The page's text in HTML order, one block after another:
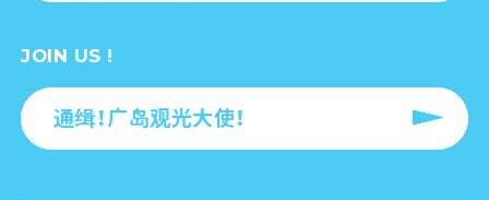
JOIN US !
通缉！广岛观光大使！